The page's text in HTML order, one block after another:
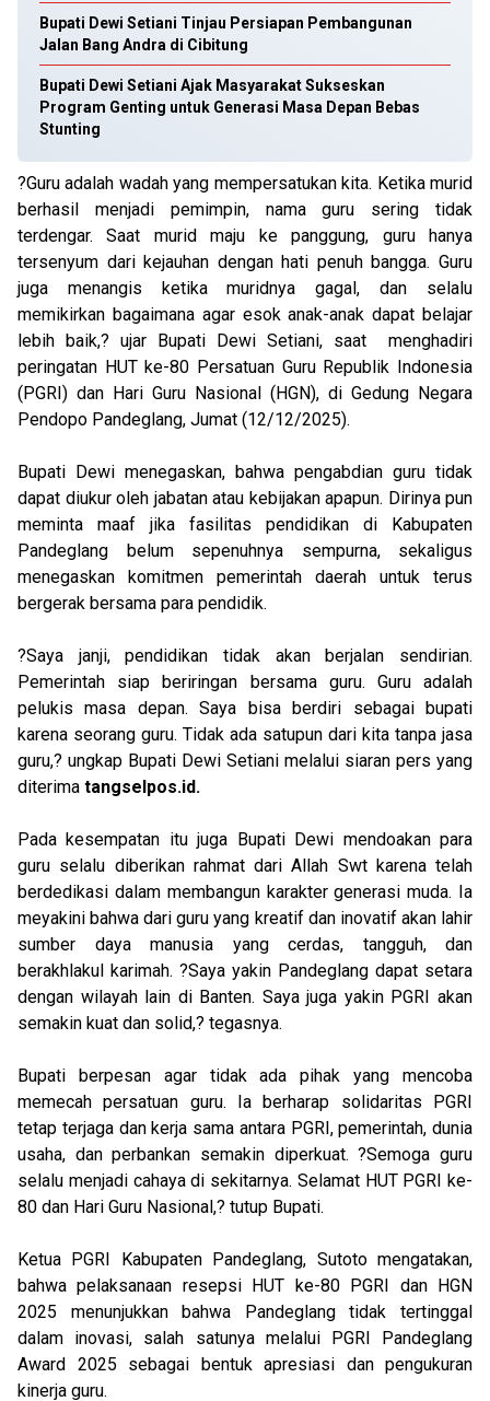
Bupati Dewi Setiani Tinjau Persiapan Pembangunan
Jalan Bang Andra di Cibitung
Bupati Dewi Setiani Ajak Masyarakat Sukseskan
Program Genting untuk Generasi Masa Depan Bebas
Stunting
?Guru adalah wadah yang mempersatukan kita. Ketika murid
berhasil menjadi pemimpin, nama guru sering tidak
terdengar. Saat murid maju ke panggung, guru hanya
tersenyum dari kejauhan dengan hati penuh bangga. Guru
juga menangis ketika muridnya gagal, dan selalu
memikirkan bagaimana agar esok anak-anak dapat belajar
lebih baik,? ujar Bupati Dewi Setiani, saat menghadiri
peringatan HUT ke-80 Persatuan Guru Republik Indonesia
(PGRI) dan Hari Guru Nasional (HGN), di Gedung Negara
Pendopo Pandeglang, Jumat (12/12/2025).
Bupati Dewi menegaskan, bahwa pengabdian guru tidak
dapat diukur oleh jabatan atau kebijakan apapun. Dirinya pun
meminta maaf jika fasilitas pendidikan di Kabupaten
Pandeglang belum sepenuhnya sempurna, sekaligus
menegaskan komitmen pemerintah daerah untuk terus
bergerak bersama para pendidik.
?Saya janji, pendidikan tidak akan berjalan sendirian.
Pemerintah siap beriringan bersama guru. Guru adalah
pelukis masa depan. Saya bisa berdiri sebagai bupati
karena seorang guru. Tidak ada satupun dari kita tanpa jasa
guru,? ungkap Bupati Dewi Setiani melalui siaran pers yang
diterima tangselpos.id.
Pada kesempatan itu juga Bupati Dewi mendoakan para
guru selalu diberikan rahmat dari Allah Swt karena telah
berdedikasi dalam membangun karakter generasi muda. Ia
meyakini bahwa dari guru yang kreatif dan inovatif akan lahir
sumber daya manusia yang cerdas, tangguh, dan
berakhlakul karimah. ?Saya yakin Pandeglang dapat setara
dengan wilayah lain di Banten. Saya juga yakin PGRI akan
semakin kuat dan solid,? tegasnya.
Bupati berpesan agar tidak ada pihak yang mencoba
memecah persatuan guru. Ia berharap solidaritas PGRI
tetap terjaga dan kerja sama antara PGRI, pemerintah, dunia
usaha, dan perbankan semakin diperkuat. ?Semoga guru
selalu menjadi cahaya di sekitarnya. Selamat HUT PGRI ke-
80 dan Hari Guru Nasional,? tutup Bupati.
Ketua PGRI Kabupaten Pandeglang, Sutoto mengatakan,
bahwa pelaksanaan resepsi HUT ke-80 PGRI dan HGN
2025 menunjukkan bahwa Pandeglang tidak tertinggal
dalam inovasi, salah satunya melalui PGRI Pandeglang
Award 2025 sebagai bentuk apresiasi dan pengukuran
kinerja guru.